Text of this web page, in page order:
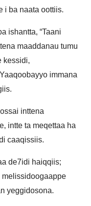
i ba naata oottiis.
ishantta, “Taani
maaddanau tumu
kessidi,
immana
inttena
intte ta meqettaa ha
caaqissiis.
de7idi haiqqiis;
melissidoogaappe
yeggidosona.